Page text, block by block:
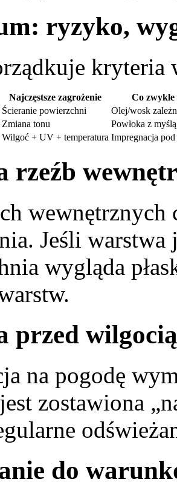
ryzyko,
kryteria
Najczęstsze zagrożenie
Co zwykle
Ścieranie powierzchni
Olej/wosk
Zmiana tonu
Powłoka z
Wilgoć + UV + temperatura Impregnacja
rzeźb
wewnętrznych
Jeśli
wygląda
przed
na pogodę
zostawiona
do